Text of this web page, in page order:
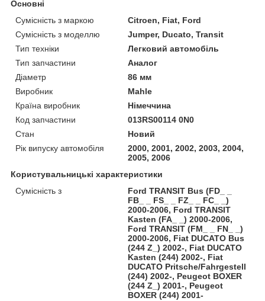
Основні
Сумісність з маркою
Citroen, Fiat, Ford
Сумісність з моделлю
Jumper, Ducato, Transit
Тип техніки
Легковий автомобіль
Тип запчастини
Аналог
Діаметр
86 мм
Виробник
Mahle
Країна виробник
Німеччина
Код запчастини
013RS00114 0N0
Стан
Новий
Рік випуску автомобіля
2000, 2001, 2002, 2003, 2004,
2005, 2006
Користувальницькі характеристики
Сумісність з
Ford TRANSIT Bus (FD_ _
FB_ _ FS_ _ FZ_ _ FC_ _)
2000-2006, Ford TRANSIT
Kasten (FA_ _) 2000-2006,
Ford TRANSIT (FM_ _ FN_ _)
2000-2006, Fiat DUCATO Bus
(244 Z_) 2002-, Fiat DUCATO
Kasten (244) 2002-, Fiat
DUCATO Pritsche/Fahrgestell
(244) 2002-, Peugeot BOXER
(244 Z_) 2001-, Peugeot
BOXER (244) 2001-